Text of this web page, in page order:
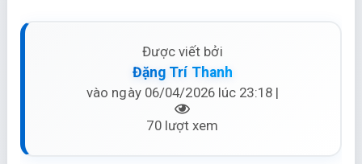
Được viết bởi
Đặng Trí Thanh
vào ngày 06/04/2026 lúc 23:18 |
70 lượt xem